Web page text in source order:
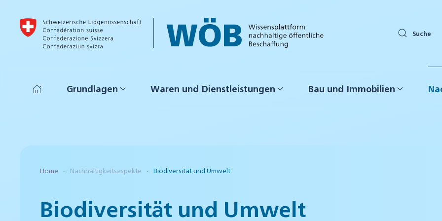
Skip to main content
Suche
Grundlagen Waren und Dienstleistungen Bau und Immobilien
Home Nachhaltigkeitsaspekte Biodiversität und Umwelt
Biodiversität und Umwelt